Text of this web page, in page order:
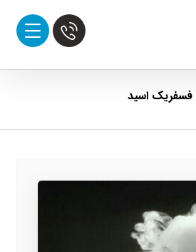
فسفریک اسید